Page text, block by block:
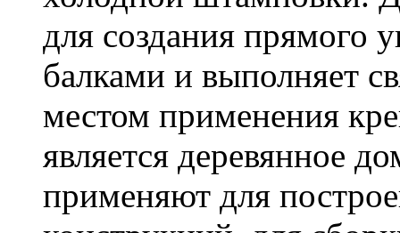
для создания прямого
балками и выполняет
местом применения
является деревянное
применяют для